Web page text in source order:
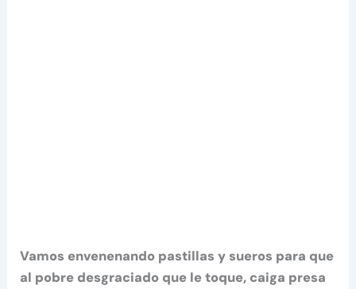
Vamos envenenando pastillas y sueros para que
al pobre desgraciado que le toque, caiga presa